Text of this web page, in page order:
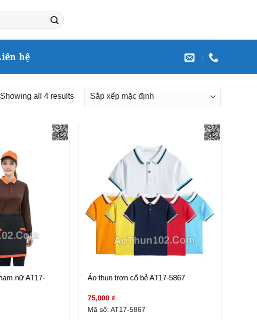
hệ
Showing all 4 results
nữ AT17-
Áo thun trơn cổ bẻ AT17-5867
75,000 ₫
Mã số: AT17-5867